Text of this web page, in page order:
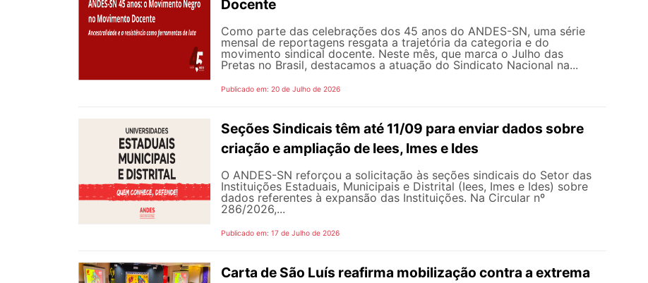
Docente
Como parte das celebrações dos 45 anos do ANDES-SN, uma série
mensal de reportagens resgata a trajetória da categoria e do
movimento sindical docente. Neste mês, que marca o Julho das
Pretas no Brasil, destacamos a atuação do Sindicato Nacional na...
Publicado em: 20 de Julho de 2026
Seções Sindicais têm até 11/09 para enviar dados sobre
criação e ampliação de Iees, Imes e Ides
O ANDES-SN reforçou a solicitação às seções sindicais do Setor das
Instituições Estaduais, Municipais e Distrital (Iees, Imes e Ides) sobre
dados referentes à expansão das Instituições. Na Circular nº
286/2026,...
Publicado em: 17 de Julho de 2026
Carta de São Luís reafirma mobilização contra a extrema